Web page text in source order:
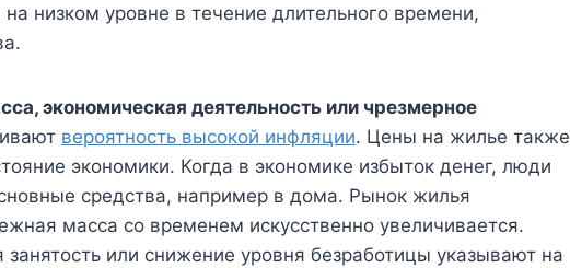
низком уровне в течение длительного времени,
экономическая деятельность или чрезмерное
вероятность высокой инфляции. Цены на жилье также
экономики. Когда в экономике избыток денег, люди
средства, например в дома. Рынок жилья
масса со временем искусственно увеличивается.
занятость или снижение уровня безработицы указывают на